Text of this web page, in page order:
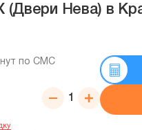
Нева) в
по СМС